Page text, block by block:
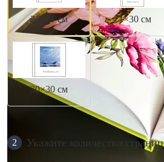
21×21 см 21×30 см
30×30 см
2 Укажите количество страниц